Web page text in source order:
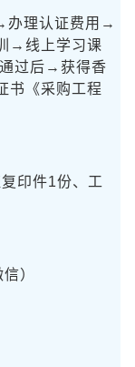
办理认证费用→
→线上学习课
过后→获得香
书《采购工程
印件1份、工
）